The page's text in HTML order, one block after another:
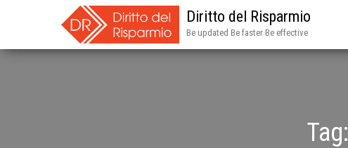
Diritto del Risparmio
Be updated Be faster Be effective
Tag: